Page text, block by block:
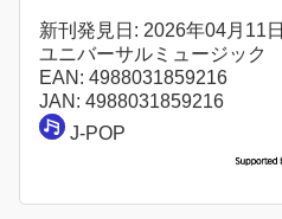
新刊発見日: 2026年04月11日
ユニバーサルミュージック
EAN: 4988031859216
JAN: 4988031859216
J-POP